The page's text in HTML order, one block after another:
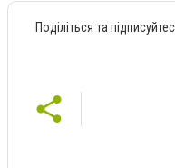
Поділіться та